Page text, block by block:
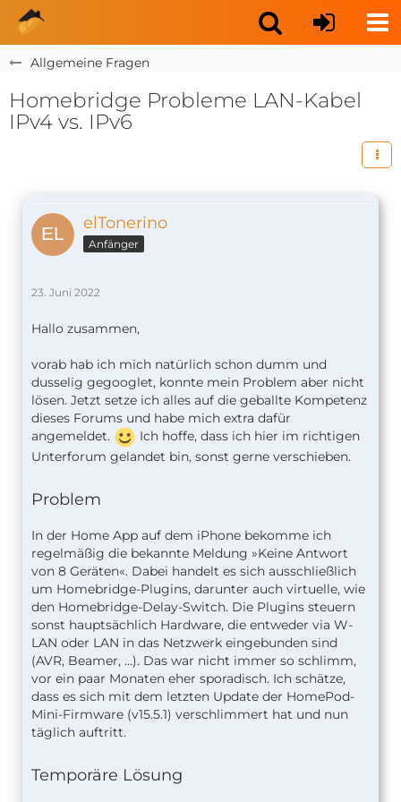
Allgemeine Fragen
Homebridge Probleme LAN-Kabel
IPv4 vs. IPv6
elTonerino
Anfänger
23. Juni 2022
Hallo zusammen,
vorab hab ich mich natürlich schon dumm und
dusselig gegooglet, konnte mein Problem aber nicht
lösen. Jetzt setze ich alles auf die geballte Kompetenz
dieses Forums und habe mich extra dafür
angemeldet.
Ich hoffe, dass ich hier im richtigen
Unterforum gelandet bin, sonst gerne verschieben.
Problem
In der Home App auf dem iPhone bekomme ich
regelmäßig die bekannte Meldung »Keine Antwort
von 8 Geräten«. Dabei handelt es sich ausschließlich
um Homebridge-Plugins, darunter auch virtuelle, wie
den Homebridge-Delay-Switch. Die Plugins steuern
sonst hauptsächlich Hardware, die entweder via W-
LAN oder LAN in das Netzwerk eingebunden sind
(AVR, Beamer, …). Das war nicht immer so schlimm,
vor ein paar Monaten eher sporadisch. Ich schätze,
dass es sich mit dem letzten Update der HomePod-
Mini-Firmware (v15.5.1) verschlimmert hat und nun
täglich auftritt.
Temporäre Lösung